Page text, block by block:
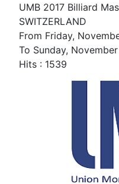
UMB 2017 Billiard
SWITZERLAND
From Friday,
To Sunday,
Hits : 1539